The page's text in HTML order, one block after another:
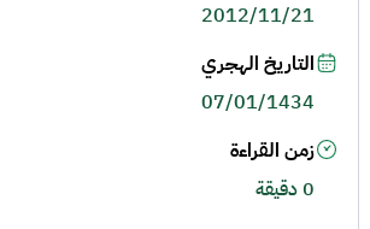
2012/11/21
التاريخ الهجري
07/01/1434
زمن القراءة
0 دقيقة